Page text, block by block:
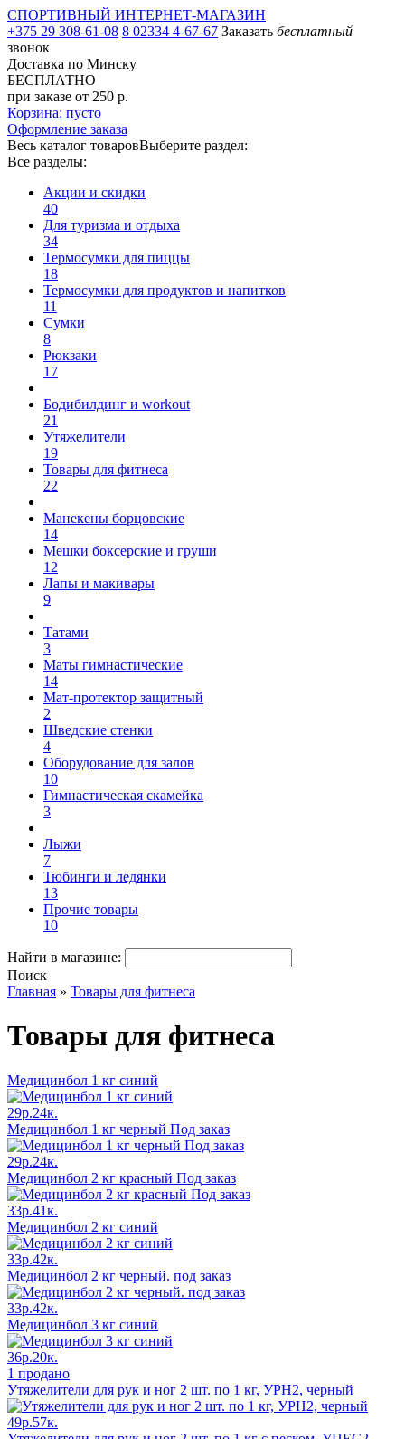
СПОРТИВНЫЙ ИНТЕРНЕТ-МАГАЗИН
+375 29 308-61-08 8 02334 4-67-67 Заказать бесплатный
звонок
Доставка по Минску
БЕСПЛАТНО
при заказе от 250 р.
Корзина: пусто
Оформление заказа
Весь каталог товаровВыберите раздел:
Все разделы:
Акции и скидки
40
Для туризма и отдыха
34
Термосумки для пиццы
18
Термосумки для продуктов и напитков
11
Сумки
8
Рюкзаки
17
Бодибилдинг и workout
21
Утяжелители
19
Товары для фитнеса
22
Манекены борцовские
14
Мешки боксерские и груши
12
Лапы и макивары
9
Татами
3
Маты гимнастические
14
Мат-протектор защитный
2
Шведские стенки
4
Оборудование для залов
10
Гимнастическая скамейка
3
Лыжи
7
Тюбинги и ледянки
13
Прочие товары
10
Найти в магазине:
Поиск
Главная » Товары для фитнеса
Товары для фитнеса
Медицинбол 1 кг синий
29р.24к.
Медицинбол 1 кг черный Под заказ
29р.24к.
Медицинбол 2 кг красный Под заказ
33р.41к.
Медицинбол 2 кг синий
33р.42к.
Медицинбол 2 кг черный. под заказ
33р.42к.
Медицинбол 3 кг синий
36р.20к.
1 продано
Утяжелители для рук и ног 2 шт. по 1 кг, УРН2, черный
49р.57к.